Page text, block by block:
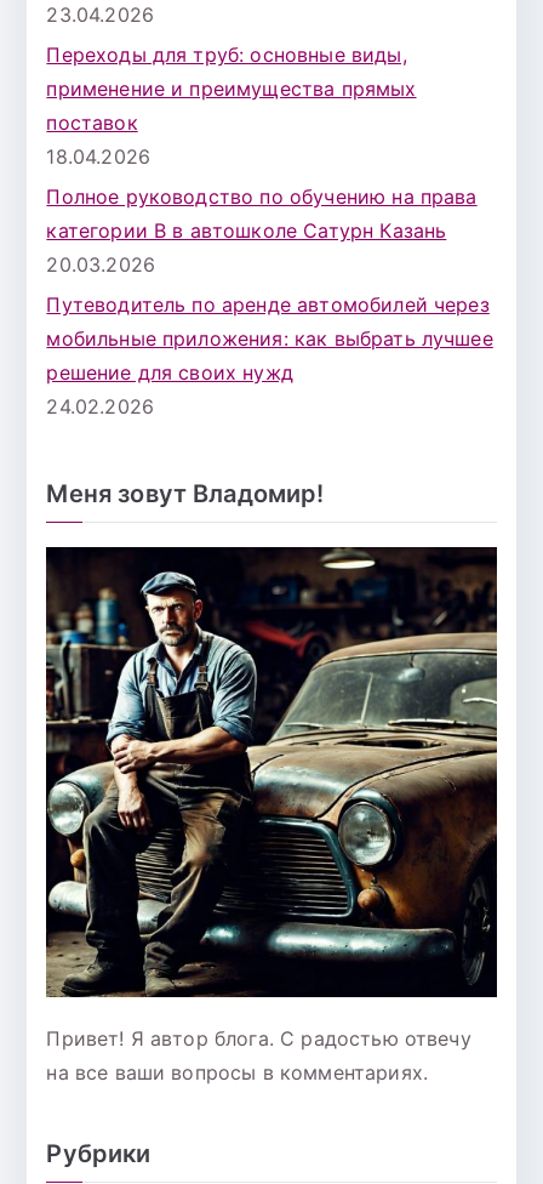
23.04.2026
Переходы для труб: основные виды,
применение и преимущества прямых
поставок
18.04.2026
Полное руководство по обучению на права
категории B в автошколе Сатурн Казань
20.03.2026
Путеводитель по аренде автомобилей через
мобильные приложения: как выбрать лучшее
решение для своих нужд
24.02.2026
Меня зовут Владомир!
Привет! Я автор блога. С радостью отвечу
на все ваши вопросы в комментариях.
Рубрики